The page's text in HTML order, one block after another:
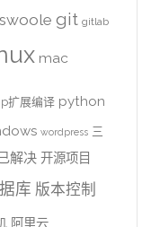
git gitlab
mac
扩展编译 python
wordpress 三
解决 开源项目
库 版本控制
阿里云